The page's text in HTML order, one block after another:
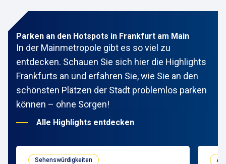
Parken an den Hotspots in Frankfurt am Main
In der Mainmetropole gibt es so viel zu
entdecken. Schauen Sie sich hier die Highlights
Frankfurts an und erfahren Sie, wie Sie an den
schönsten Plätzen der Stadt problemlos parken
können – ohne Sorgen!
Alle Highlights entdecken
Sehenswürdigkeiten